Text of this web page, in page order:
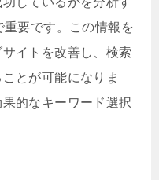
要です。この情報を
イトを改善し、検索
とが可能になりま
的なキーワード選択